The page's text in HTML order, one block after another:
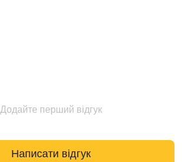
Додайте перший відгук
Написати відгук